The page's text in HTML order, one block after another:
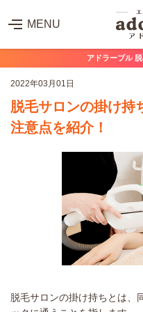
アドラーブル
MENU
2022年03月01日
脱毛サロンの掛け持
注意点を紹介！
脱毛サロンの掛け持ちとは、